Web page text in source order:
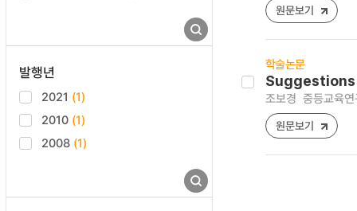
발행년
2021 (1)
2010 (1)
2008 (1)
원문보기
학술논문
조보경 중등교육
원문보기